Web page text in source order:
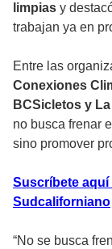
limpias y
trabajan ya en
Entre las
Conexiones
BCSicletos y
no busca frenar
sino promover
Suscríbete aquí
Sudcaliforniano
“No se busca